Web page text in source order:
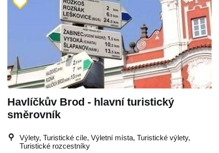
Havlíčkův Brod - hlavní turistický
směrovník
Výlety, Turistické cíle, Výletní místa, Turistické výlety,
Turistické rozcestníky